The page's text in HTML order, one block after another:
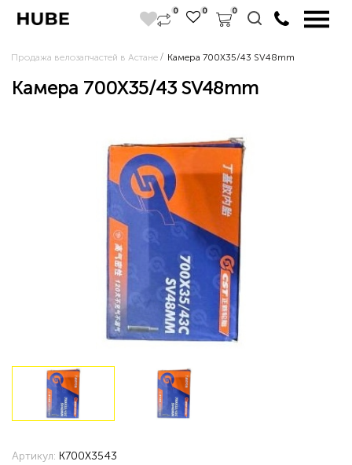
0 0 0
Продажа велозапчастей в Астане Камера 700X35/43 SV48mm
Камера 700X35/43 SV48mm
Артикул: K700X3543